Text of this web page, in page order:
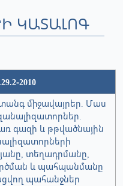
ԿԱՏԱԼՈԳ
2010
միջավայրեր. Մաս
գազի և թթվածնային
տեղադրմանը,
և պահպանմանը
պահանջներ